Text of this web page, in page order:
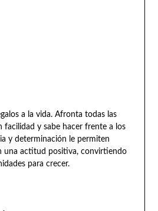
a la vida. Afronta todas las
facilidad y sabe hacer frente a los
y determinación le permiten
una actitud positiva, convirtiendo
para crecer.